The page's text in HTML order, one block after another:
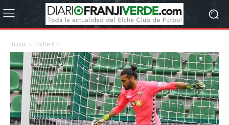
Inicio Elche C.F.